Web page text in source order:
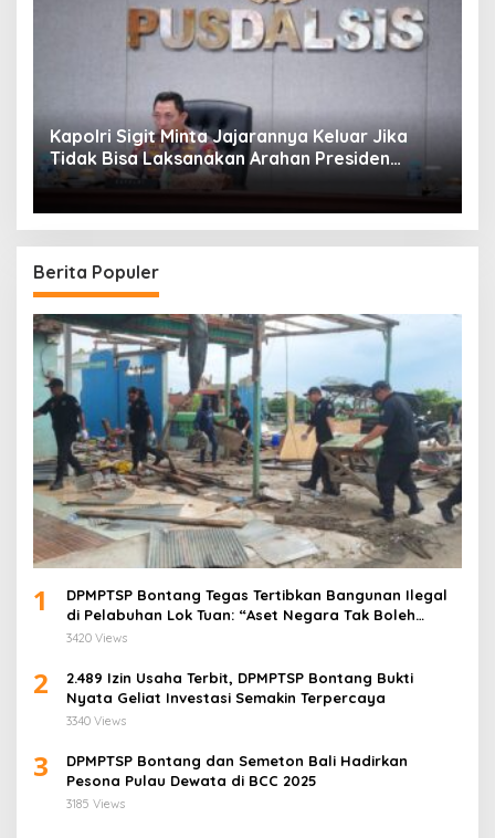
Kapolri Sigit Minta Jajarannya Keluar Jika
Tidak Bisa Laksanakan Arahan Presiden
Jokowi
Berita Populer
1
DPMPTSP Bontang Tegas Tertibkan Bangunan Ilegal
di Pelabuhan Lok Tuan: “Aset Negara Tak Boleh
Dikuasai!”
3420 Views
2
2.489 Izin Usaha Terbit, DPMPTSP Bontang Bukti
Nyata Geliat Investasi Semakin Terpercaya
3340 Views
3
DPMPTSP Bontang dan Semeton Bali Hadirkan
Pesona Pulau Dewata di BCC 2025
3185 Views